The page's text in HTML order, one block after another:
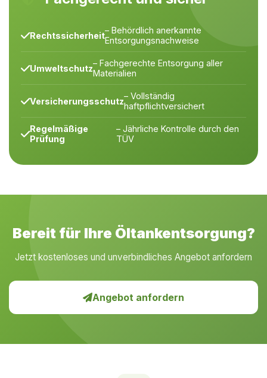
Rechtssicherheit– Behördlich anerkannte
Entsorgungsnachweise
Umweltschutz– Fachgerechte Entsorgung aller
Materialien
Versicherungsschutz– Vollständig
haftpflichtversichert
Regelmäßige
Prüfung
– Jährliche Kontrolle durch den
TÜV
Bereit für Ihre Öltankentsorgung?
Jetzt kostenloses und unverbindliches Angebot anfordern
Angebot anfordern